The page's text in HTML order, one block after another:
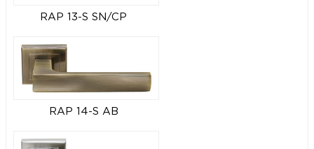
RAP 13-S SN/CP
RAP 14-S AB